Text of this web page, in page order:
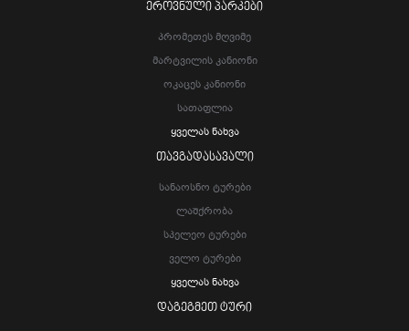
ᲔᲠᲝᲕᲜᲣᲚᲘ ᲞᲐᲠᲙᲔᲑᲘ
Პრომეთეს Მღვიმე
Მარტვილის Კანიონი
Ოკაცეს Კანიონი
Სათაფლია
Ყველას Ნახვა
ᲗᲐᲕᲒᲐᲓᲐᲡᲐᲕᲐᲚᲘ
Სანაოსნო Ტურები
Ლაშქრობა
Სპელეო Ტურები
Ველო Ტურები
Ყველას Ნახვა
ᲓᲐᲒᲔᲒᲛᲔᲗ ᲢᲣᲠᲘ